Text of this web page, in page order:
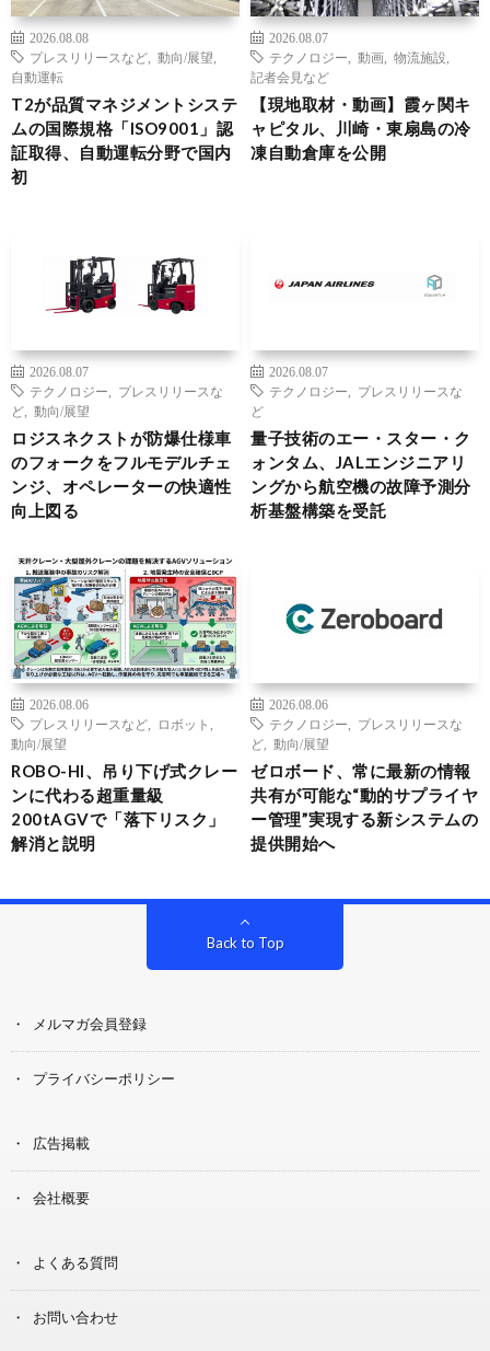
2026.08.08
プレスリリースなど
動向/展望
自動運転
T2が品質マネジメントシステ
ムの国際規格「ISO9001」認
証取得、自動運転分野で国内
初
2026.08.07
テクノロジー
動画 物流施設
記者会見など
【現地取材・動画】霞ヶ関キ
ャピタル、川崎・東扇島の冷
凍自動倉庫を公開
2026.08.07
テクノロジー
プレスリリースな
ど
動向/展望
ロジスネクストが防爆仕様車
のフォークをフルモデルチェ
ンジ、オペレーターの快適性
向上図る
2026.08.07
テクノロジー
プレスリリースな
ど
量子技術のエー・スター・ク
ォンタム、JALエンジニアリ
ングから航空機の故障予測分
析基盤構築を受託
2026.08.06
プレスリリースなど
ロボット
動向/展望
ROBO-HI、吊り下げ式クレー
ンに代わる超重量級
200tAGVで「落下リスク」
解消と説明
2026.08.06
テクノロジー
プレスリリースな
ど
動向/展望
ゼロボード、常に最新の情報
共有が可能な“動的サプライヤ
ー管理”実現する新システムの
提供開始へ
Back to Top
メルマガ会員登録
プライバシーポリシー
広告掲載
会社概要
よくある質問
お問い合わせ